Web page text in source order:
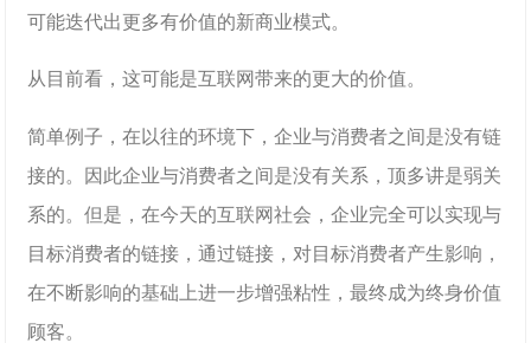
可能迭代出更多有价值的新商业模式。
从目前看，这可能是互联网带来的更大的价值。
简单例子，在以往的环境下，企业与消费者之间是没有链
接的。因此企业与消费者之间是没有关系，顶多讲是弱关
系的。但是，在今天的互联网社会，企业完全可以实现与
目标消费者的链接，通过链接，对目标消费者产生影响，
在不断影响的基础上进一步增强粘性，最终成为终身价值
顾客。